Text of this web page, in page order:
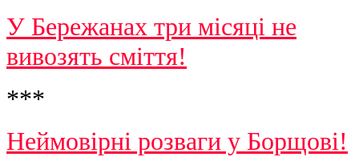
У Бережанах три місяці не
вивозять сміття!
***
Неймовірні розваги у Борщові!